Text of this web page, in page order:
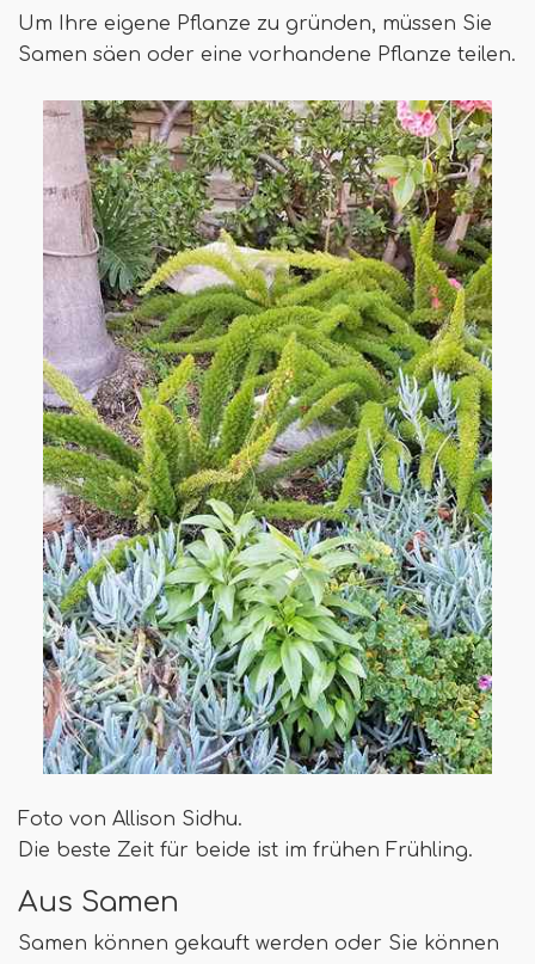
Um Ihre eigene Pflanze zu gründen, müssen Sie
Samen säen oder eine vorhandene Pflanze teilen.
Foto von Allison Sidhu.
Die beste Zeit für beide ist im frühen Frühling.
Aus Samen
Samen können gekauft werden oder Sie können